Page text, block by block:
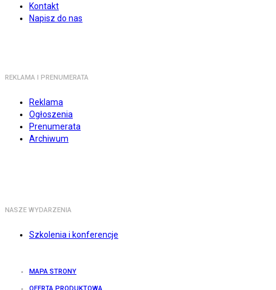
Kontakt
Napisz do nas
REKLAMA I PRENUMERATA
Reklama
Ogłoszenia
Prenumerata
Archiwum
NASZE WYDARZENIA
Szkolenia i konferencje
MAPA STRONY